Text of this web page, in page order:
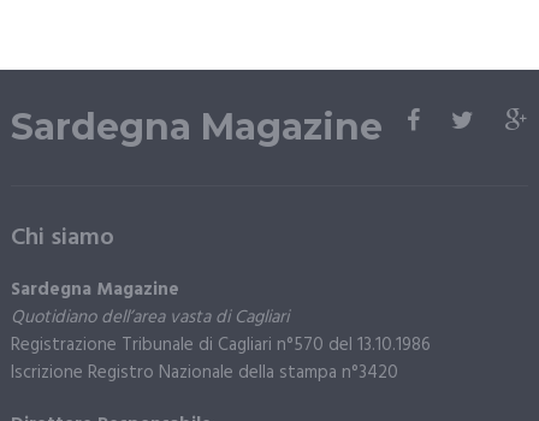
Sardegna Magazine
Chi siamo
Sardegna Magazine
Quotidiano dell’area vasta di Cagliari
Registrazione Tribunale di Cagliari n°570 del 13.10.1986
Iscrizione Registro Nazionale della stampa n°3420